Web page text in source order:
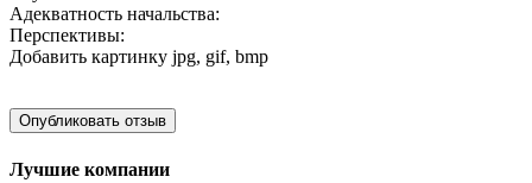
Адекватность начальства:
Перспективы:
Добавить картинку jpg, gif, bmp
Лучшие компании